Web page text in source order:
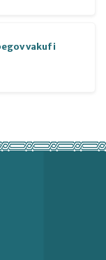
vakuf i